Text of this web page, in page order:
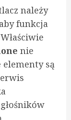
należy
funkcja
nie
elementy są